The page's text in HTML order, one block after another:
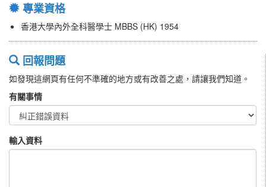
專業資格
香港大學內外全科醫學士 MBBS (HK) 1954
回報問題
如發現這網頁有任何不準確的地方或有改善之處，請讓我們知道。
有關事情
輸入資料